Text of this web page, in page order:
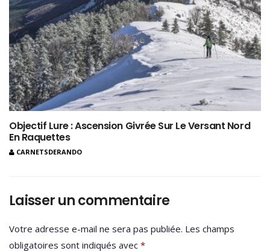
Objectif Lure : Ascension Givrée Sur Le Versant Nord
En Raquettes
CARNETSDERANDO
Laisser un commentaire
Votre adresse e-mail ne sera pas publiée. Les champs
obligatoires sont indiqués avec *